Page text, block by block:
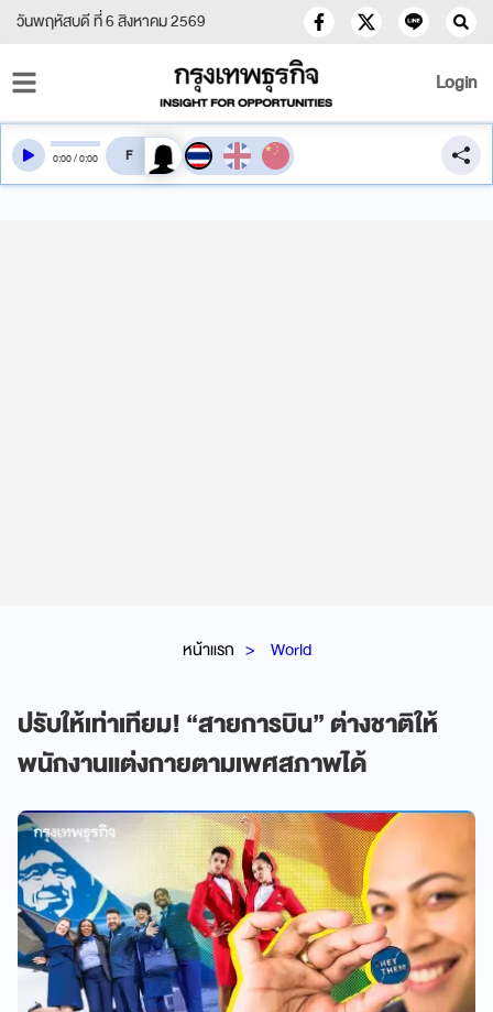
วันพฤหัสบดี ที่ 6 สิงหาคม 2569
Login
หน้าแรก World
ปรับให้เท่าเทียม! “สายการบิน” ต่างชาติให้
พนักงานแต่งกายตามเพศสภาพได้
0:00/0:00 สลับเสียงอ่าน